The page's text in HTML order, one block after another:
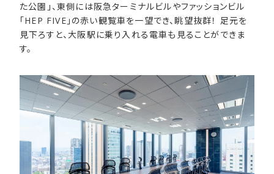
た公園」、東側には阪急ターミナルビルやファッションビル
「HEP FIVE」の赤い観覧車を一望でき、眺望抜群！ 足元を
見下ろすと、大阪駅に乗り入れる電車も見ることができま
す。